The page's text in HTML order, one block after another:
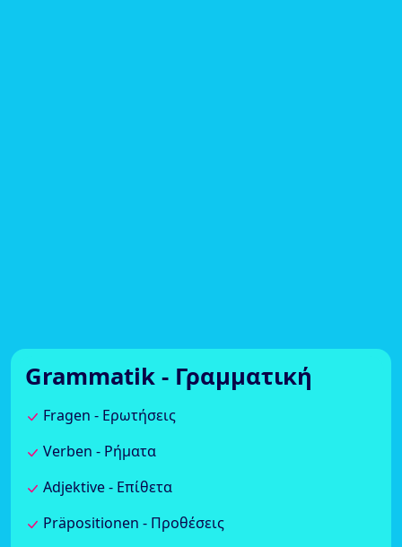
Grammatik - Γραμματική
Fragen - Ερωτήσεις
Verben - Ρήματα
Adjektive - Επίθετα
Präpositionen - Προθέσεις